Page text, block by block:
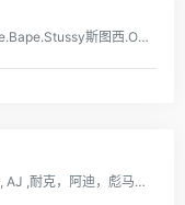
提供Supreme.Champion冠军.Aape.Bape.Stussy斯图西.OFF-White.ASSC.阿迪Adidasi、耐克Nike、彪马Puma、Evisu福神、BOY、Dickies、Guccy古弛、Fila斐乐、川久保玲、巴黎世家、Kenzo、LV等等潮牌品牌服装。
加拿大鹅，GUCCI, OFF, supreme , AJ ,耐克，阿迪，彪马，匡威，北面, 福神等各类潮牌包包 服装，支持免费一件代发，每日新款实拍上新。退换无忧！！！